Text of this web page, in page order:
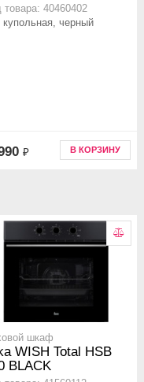
товара: 40460402
купольная, черный
₽ В КОРЗИНУ
шкаф
WISH Total HSB
BLACK